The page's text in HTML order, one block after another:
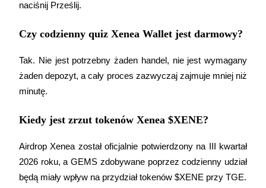
BTC Welcome Rewards
BTC Welcome Rewards
naciśnij Prześlij.
Czy codzienny quiz Xenea Wallet jest darmowy?
Tak. Nie jest potrzebny żaden handel, nie jest wymagany
żaden depozyt, a cały proces zazwyczaj zajmuje mniej niż
minutę.
Kiedy jest zrzut tokenów Xenea $XENE?
Airdrop Xenea został oficjalnie potwierdzony na III kwartał
2026 roku, a GEMS zdobywane poprzez codzienny udział
będą miały wpływ na przydział tokenów $XENE przy TGE.